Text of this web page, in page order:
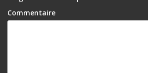
i
Commentaire